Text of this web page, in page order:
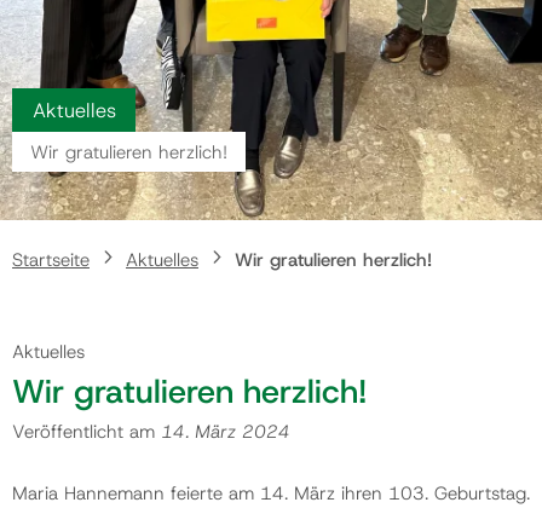
Gemeinde
Kontakt
Aktuelles
Wir gratulieren herzlich!
Startseite Aktuelles Wir gratulieren herzlich!
Aktuelles
Wir gratulieren herzlich!
Veröffentlicht am 14. März 2024
Maria Hannemann feierte am 14. März ihren 103. Geburtstag.